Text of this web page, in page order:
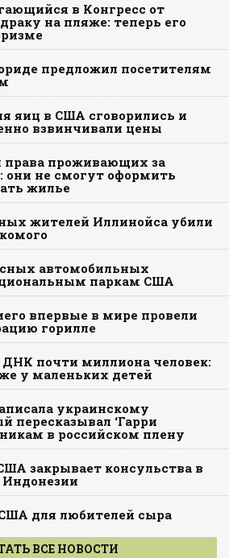
в Конгресс от
на пляже: теперь его
предложил посетителям
яиц в США сговорились и
взвинчивали цены
права проживающих за
они не смогут оформить
жилье
жителей Иллинойса убили
автомобильных
паркам США
впервые в мире провели
горилле
ДНК почти миллиона человек:
у маленьких детей
украинскому
пересказывал ‘Гарри
в российском плену
закрывает консульства в
для любителей сыра
ВСЕ НОВОСТИ